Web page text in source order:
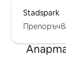
Stadspark